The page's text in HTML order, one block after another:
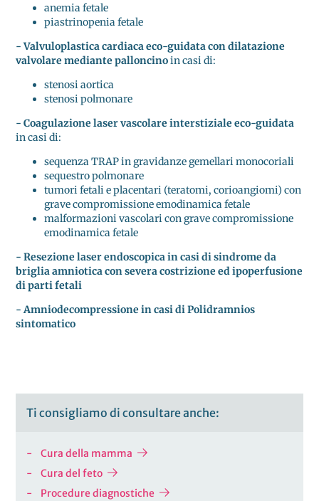
anemia fetale
piastrinopenia fetale
- Valvuloplastica cardiaca eco-guidata con dilatazione
valvolare mediante palloncinoin casi di:
stenosi aortica
stenosi polmonare
-Coagulazione laser vascolare interstiziale eco-guidata
in casi di:
sequenza TRAP in gravidanze gemellari monocoriali
sequestro polmonare
tumori fetali e placentari (teratomi, corioangiomi) con
grave compromissione emodinamica fetale
malformazioni vascolari con grave compromissione
emodinamica fetale
- Resezione laser endoscopica in casi di sindrome da
briglia amniotica con severa costrizione ed ipoperfusione
di parti fetali
- Amniodecompressione in casi di Polidramnios
sintomatico
Ti consigliamo di consultare anche:
Cura della mamma
Cura del feto
Procedure diagnostiche